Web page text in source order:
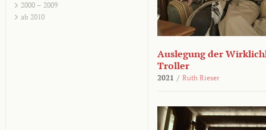
2000 – 2009
ab 2010
Auslegung der
Troller
2021 / Ruth Rieser